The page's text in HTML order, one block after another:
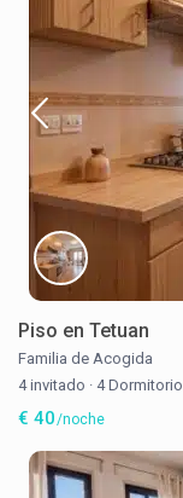
Piso en Tetuan
Familia de Acogida
4 invitado · 4 Dormitorio
€ 40/noche